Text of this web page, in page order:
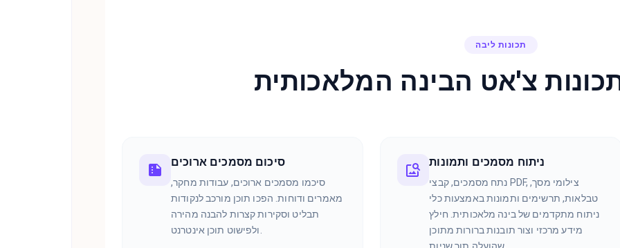
תכונות ליבה
צ'אט הבינה המלאכותית
סיכום מסמכים ארוכים
סיכמו מסמכים ארוכים, עבודות מחקר,
מאמרים ודוחות. הפכו תוכן מורכב לנקודות
תבליט וסקירות קצרות להבנה מהירה
ניתוח מסמכים ותמונות
נתח מסמכים, קבצי PDF, צילומי מסך,
טבלאות, תרשימים ותמונות באמצעות כלי
ניתוח מתקדמים של בינה מלאכותית. חילץ
מידע מרכזי וצור תובנות ברורות מתוכן